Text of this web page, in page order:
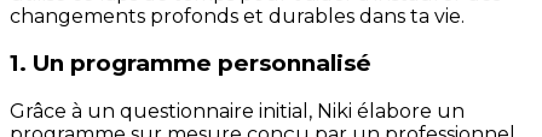
changements profonds et durables dans ta vie.
1. Un programme personnalisé
Grâce à un questionnaire initial, Niki élabore un